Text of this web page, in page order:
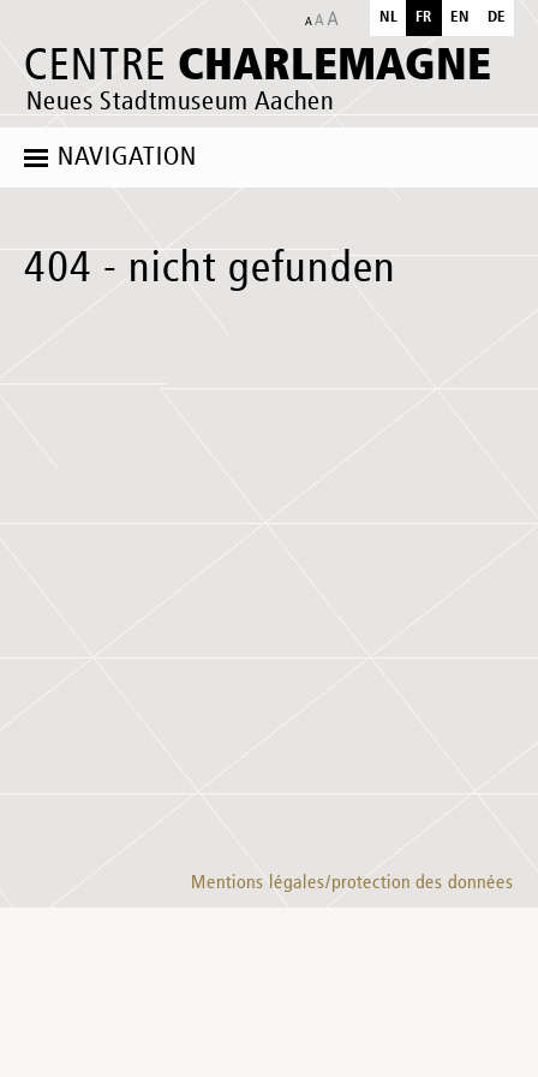
CENTRE CHARLEMAGNE
Neues Stadtmuseum Aachen
NL FR EN DE
NAVIGATION
404 - nicht gefunden
Mentions légales/protection des données